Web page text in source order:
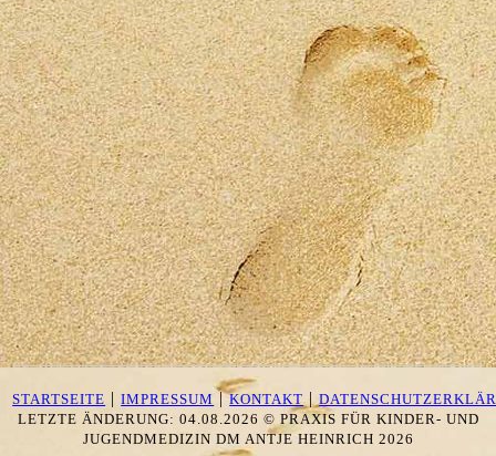
STARTSEITE |IMPRESSUM |KONTAKT |
LETZTE ÄNDERUNG: 04.08.2026 © PRAXIS FÜR KINDER- UND
JUGENDMEDIZIN DM ANTJE HEINRICH 2026